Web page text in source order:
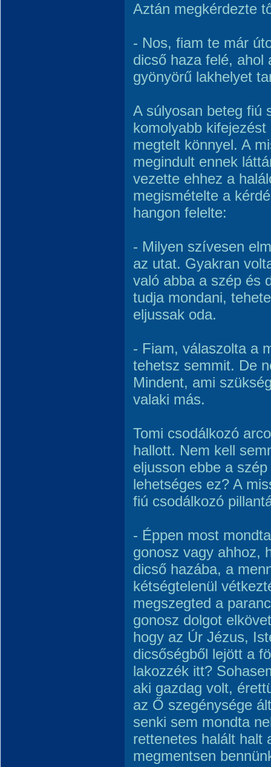
Aztán megkérdezte
- Nos, fiam te már
dicső haza felé, ahol
gyönyörű lakhelyet
A súlyosan beteg fiú
komolyabb
megtelt könnyel. A
megindult ennek
vezette ehhez a
megismételte a
hangon felelte:
- Milyen szívesen
az utat. Gyakran
való abba a szép és
tudja mondani,
eljussak oda.
- Fiam, válaszolta a
tehetsz semmit. De
Mindent, ami
valaki más.
Tomi csodálkozó
hallott. Nem kell
eljusson ebbe a
lehetséges ez? A
fiú csodálkozó
- Éppen most
gonosz vagy ahhoz,
dicső hazába, a
kétségtelenül
megszegted a
gonosz dolgot
hogy az Úr Jézus,
dicsőségből lejött a
lakozzék itt?
aki gazdag volt,
az Ő szegénysége
senki sem mondta
rettenetes halált halt
megmentsen